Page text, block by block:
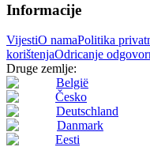
Informacije
VijestiO namaPolitika
korištenjaOdricanje
Druge zemlje:
België
Česko
Deutschland
Danmark
Eesti